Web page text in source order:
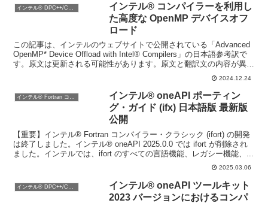
インテル® DPC++/C++ コンパイラー
インテル® コンパイラーを利用し
た高度な OpenMP デバイスオフ
ロード
この記事は、インテルのウェブサイトで公開されている「Advanced
OpenMP* Device Offload with Intel® Compilers」の日本語参考訳で
す。原文は更新される可能性があります。原文と翻訳文の内容が異な
2024.12.24
インテル® Fortran コンパイラー
インテル® oneAPI ポーティン
グ・ガイド (ifx) 日本語版 最新版
公開
【重要】インテル® Fortran コンパイラー・クラシック (ifort) の開発
は終了しました。インテル® oneAPI 2025.0.0 では ifort が削除され
ました。インテルでは、ifort のすべての言語機能、レガシー機能、...
2025.03.06
インテル® oneAPI ツールキット
2023 バージョンにおけるコンパ